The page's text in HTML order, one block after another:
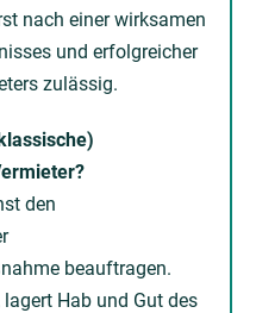
nach einer wirksamen
und erfolgreicher
zulässig.
den
beauftragen.
Hab und Gut des